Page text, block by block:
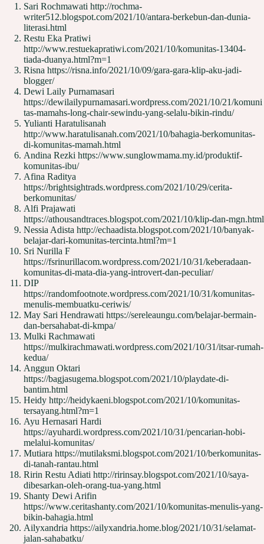
Sari Rochmawati http://rochma-
writer512.blogspot.com/2021/10/antara-berkebun-dan-dunia-
literasi.html
Restu Eka Pratiwi
http://www.restuekapratiwi.com/2021/10/komunitas-13404-
tiada-duanya.html?m=1
Risna https://risna.info/2021/10/09/gara-gara-klip-aku-jadi-
blogger/
Dewi Laily Purnamasari
https://dewilailypurnamasari.wordpress.com/2021/10/21/komuni
tas-mamahs-long-chair-sewindu-yang-selalu-bikin-rindu/
Yulianti Haratulisanah
http://www.haratulisanah.com/2021/10/bahagia-berkomunitas-
di-komunitas-mamah.html
Andina Rezki https://www.sunglowmama.my.id/produktif-
komunitas-ibu/
Afina Raditya
https://brightsightrads.wordpress.com/2021/10/29/cerita-
berkomunitas/
Alfi Prajawati
https://athousandtraces.blogspot.com/2021/10/klip-dan-mgn.html
Nessia Adista http://echaadista.blogspot.com/2021/10/banyak-
belajar-dari-komunitas-tercinta.html?m=1
Sri Nurilla F
https://fsrinurillacom.wordpress.com/2021/10/31/keberadaan-
komunitas-di-mata-dia-yang-introvert-dan-peculiar/
DIP
https://randomfootnote.wordpress.com/2021/10/31/komunitas-
menulis-membuatku-ceriwis/
May Sari Hendrawati https://sereleaungu.com/belajar-bermain-
dan-bersahabat-di-kmpa/
Mulki Rachmawati
https://mulkirachmawati.wordpress.com/2021/10/31/itsar-rumah-
kedua/
Anggun Oktari
https://bagjasugema.blogspot.com/2021/10/playdate-di-
bantim.html
Heidy http://heidykaeni.blogspot.com/2021/10/komunitas-
tersayang.html?m=1
Ayu Hernasari Hardi
https://ayuhardi.wordpress.com/2021/10/31/pencarian-hobi-
melalui-komunitas/
Mutiara https://mutilaksmi.blogspot.com/2021/10/berkomunitas-
di-tanah-rantau.html
Ririn Restu Adiati http://ririnsay.blogspot.com/2021/10/saya-
dibesarkan-oleh-orang-tua-yang.html
Shanty Dewi Arifin
https://www.ceritashanty.com/2021/10/komunitas-menulis-yang-
bikin-bahagia.html
Ailyxandria https://ailyxandria.home.blog/2021/10/31/selamat-
jalan-sahabatku/